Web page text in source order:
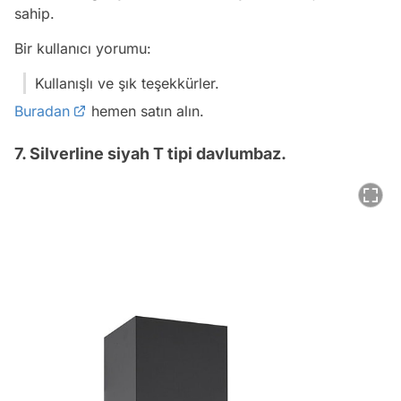
sahip.
Bir kullanıcı yorumu:
Kullanışlı ve şık teşekkürler.
Buradan
hemen satın alın.
7. Silverline siyah T tipi davlumbaz.